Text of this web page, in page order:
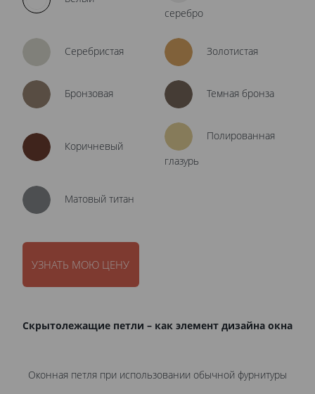
серебро
Серебристая Золотистая
Бронзовая Темная бронза
Коричневый
Полированная
глазурь
Матовый титан
УЗНАТЬ МОЮ ЦЕНУ
Скрытолежащие петли – как элемент дизайна окна
Оконная петля при использовании обычной фурнитуры